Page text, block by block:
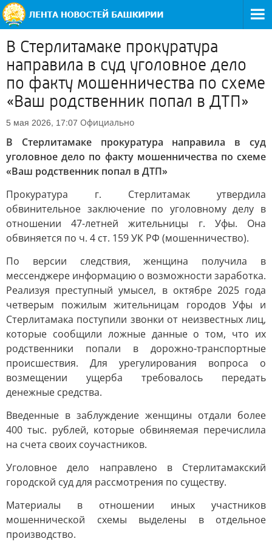
В Стерлитамаке прокуратура
направила в суд уголовное дело
по факту мошенничества по схеме
«Ваш родственник попал в ДТП»
5 мая 2026, 17:07 Официально
В Стерлитамаке прокуратура направила в суд
уголовное дело по факту мошенничества по схеме
«Ваш родственник попал в ДТП»
Прокуратура г. Стерлитамак утвердила
обвинительное заключение по уголовному делу в
отношении 47-летней жительницы г. Уфы. Она
обвиняется по ч. 4 ст. 159 УК РФ (мошенничество).
По версии следствия, женщина получила в
мессенджере информацию о возможности заработка.
Реализуя преступный умысел, в октябре 2025 года
четверым пожилым жительницам городов Уфы и
Стерлитамака поступили звонки от неизвестных лиц,
которые сообщили ложные данные о том, что их
родственники попали в дорожно-транспортные
происшествия. Для урегулирования вопроса о
возмещении ущерба требовалось передать
денежные средства.
Введенные в заблуждение женщины отдали более
400 тыс. рублей, которые обвиняемая перечислила
на счета своих соучастников.
Уголовное дело направлено в Стерлитамакский
городской суд для рассмотрения по существу.
Материалы в отношении иных участников
мошеннической схемы выделены в отдельное
производство.